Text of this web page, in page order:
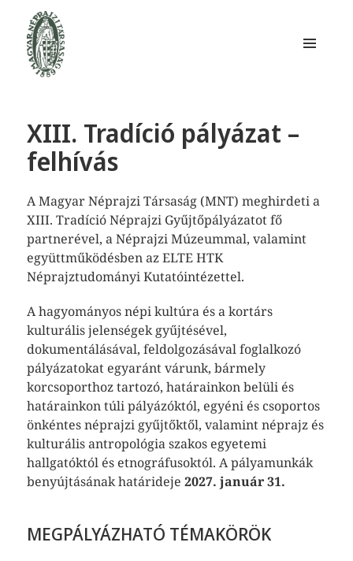
XIII. Tradíció pályázat –
felhívás
A Magyar Néprajzi Társaság (MNT) meghirdeti a
XIII. Tradíció Néprajzi Gyűjtőpályázatot fő
partnerével, a Néprajzi Múzeummal, valamint
együttműködésben az ELTE HTK
Néprajztudományi Kutatóintézettel.
A hagyományos népi kultúra és a kortárs
kulturális jelenségek gyűjtésével,
dokumentálásával, feldolgozásával foglalkozó
pályázatokat egyaránt várunk, bármely
korcsoporthoz tartozó, határainkon belüli és
határainkon túli pályázóktól, egyéni és csoportos
önkéntes néprajzi gyűjtőktől, valamint néprajz és
kulturális antropológia szakos egyetemi
hallgatóktól és etnográfusoktól. A pályamunkák
benyújtásának határideje2027. január 31.
MEGPÁLYÁZHATÓ TÉMAKÖRÖK